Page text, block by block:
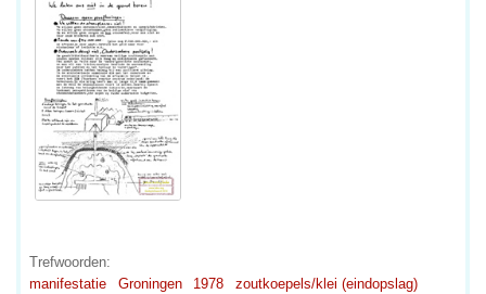
Trefwoorden:
manifestatie
Groningen 1978 zoutkoepels/klei (eindopslag)